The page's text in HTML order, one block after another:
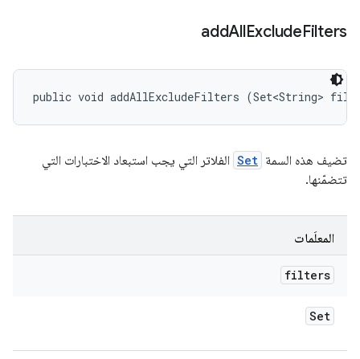
addAllExcludeFilters
public void addAllExcludeFilters (Set<String>
تضيف هذه السمة Set الفلاتر التي يجب استبعاد الاختبارات التي
تتضمّنها.
المعلَمات
filters
Set